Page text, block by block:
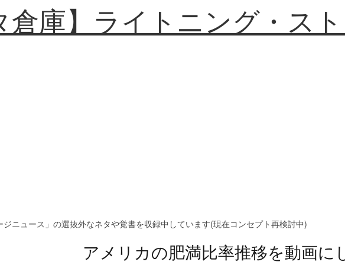
倉庫】ライトニング・ス
ニュース」の選抜外なネタや覚書を収録中しています(現在コンセプト再検討中)
アメリカの肥満比率推移を動画に